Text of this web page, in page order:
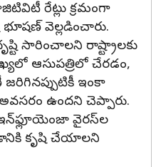
రేట్లు క్రమంగా
వెల్లడించారు.
సారించాలని రాష్ట్రాలకు
ఆసుపత్రిలో చేరడం,
ఇంకా
ఉందని చెప్పారు.
వైరస్‌ల
కృషి చేయాలని